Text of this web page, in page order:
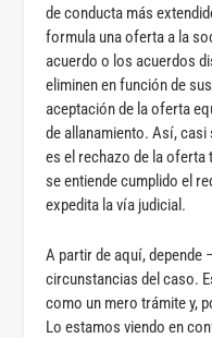
de conducta más
formula una oferta a la
acuerdo o los acuerdos
eliminen en función de
aceptación de la oferta
de allanamiento. Así,
es el rechazo de la
se entiende cumplido el
expedita la vía judicial.
A partir de aquí, depende
circunstancias del caso.
como un mero trámite y,
Lo estamos viendo en